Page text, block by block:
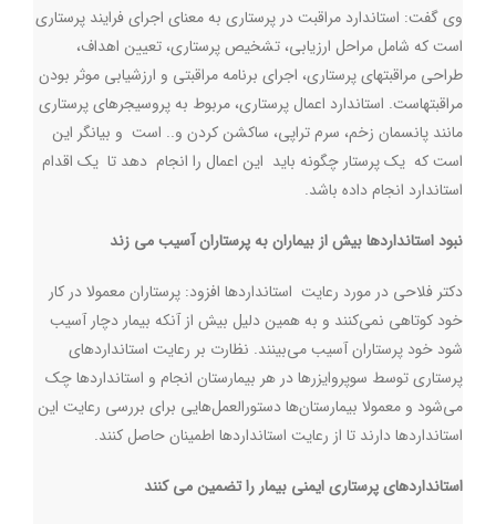
وی گفت: استاندارد مراقبت در پرستاری به معنای اجرای فرایند پرستاری
است که شامل مراحل ارزیابی، تشخیص پرستاری، تعیین اهداف،
طراحی مراقبتهای پرستاری، اجرای برنامه مراقبتی و ارزشیابی موثر بودن
مراقبتهاست. استاندارد اعمال پرستاری، مربوط به پروسیجرهای پرستاری
مانند پانسمان زخم، سرم تراپی، ساکشن کردن و.. است و بیانگر این
است که یک پرستار چگونه باید این اعمال را انجام دهد تا یک اقدام
استاندارد انجام داده باشد.
نبود استانداردها بیش از بیماران به پرستاران آسیب می زند
دکتر فلاحی در مورد رعایت استانداردها افزود: پرستاران معمولا در کار
خود کوتاهی نمی‌کنند و به همین دلیل بیش از آنکه بیمار دچار آسیب
شود خود پرستاران آسیب می‌بینند. نظارت بر رعایت استانداردهای
پرستاری توسط سوپروایزرها در هر بیمارستان انجام و استانداردها چک
می‌شود و معمولا بیمارستان‌ها دستورالعمل‌هایی برای بررسی رعایت این
استانداردها دارند تا از رعایت استانداردها اطمینان حاصل کنند.
استانداردهای پرستاری ایمنی بیمار را تضمین می کنند